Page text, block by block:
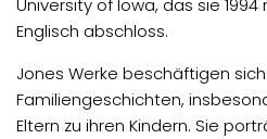
University of Iowa, das sie
Englisch abschloss.
Jones Werke beschäftigen
Familiengeschichten,
Eltern zu ihren Kindern. Sie